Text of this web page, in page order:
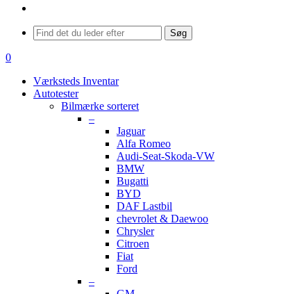
Menu
Søg
search
0
Værksteds Inventar
Autotester
Bilmærke sorteret
–
Jaguar
Alfa Romeo
Audi-Seat-Skoda-VW
BMW
Bugatti
BYD
DAF Lastbil
chevrolet & Daewoo
Chrysler
Citroen
Fiat
Ford
–